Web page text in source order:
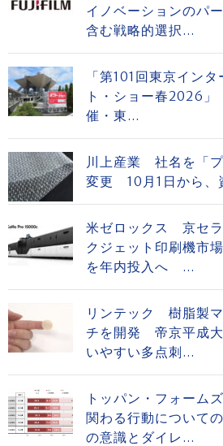
イノベーションのパ
含む戦略的選択...
「第101回東京イン
ト・ショー春2026
催・東...
川上産業 社名を「
変更 10月1日から、
米ゼロックス 京セ
クジェット印刷機市
を年内投入へ ...
リンテック 樹脂製
チを開発 帝京平成
いやすい多点刺...
トッパン・フォーム
関わる行動について
の意識とダイレ...